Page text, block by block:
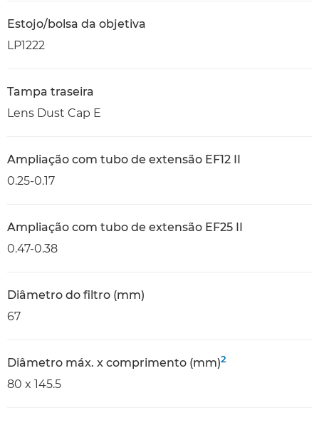
Estojo/bolsa da objetiva
LP1222
Tampa traseira
Lens Dust Cap E
Ampliação com tubo de extensão EF12 II
0.25-0.17
Ampliação com tubo de extensão EF25 II
0.47-0.38
Diâmetro do filtro (mm)
67
Diâmetro máx. x comprimento (mm)2
80 x 145.5